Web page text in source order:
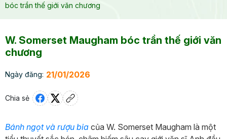
bóc trần thế giới văn chương
W. Somerset Maugham bóc trần thế giới văn
chương
Ngày đăng: 21/01/2026
Chia sẻ
Bánh ngọt và rượu bia của W. Somerset Maugham là một